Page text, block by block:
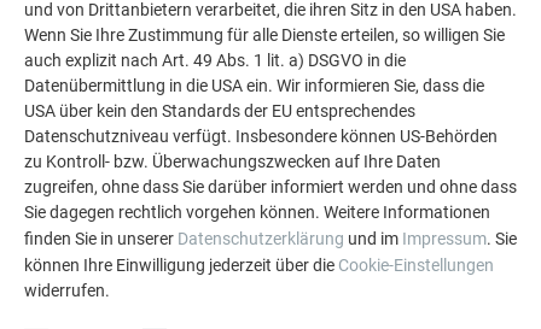
weitere beeindruckende Projekte mit den langlebigen
PREFA Aluminiumlösungen für Dach, Solar und
Fassade.
MEHR REFERENZEN ANSEHEN
und von Drittanbietern verarbeitet, die ihren Sitz in den USA haben.
Wenn Sie Ihre Zustimmung für alle Dienste erteilen, so willigen Sie
auch explizit nach Art. 49 Abs. 1 lit. a) DSGVO in die
Datenübermittlung in die USA ein. Wir informieren Sie, dass die
USA über kein den Standards der EU entsprechendes
Datenschutzniveau verfügt. Insbesondere können US-Behörden
zu Kontroll- bzw. Überwachungszwecken auf Ihre Daten
zugreifen, ohne dass Sie darüber informiert werden und ohne dass
Sie dagegen rechtlich vorgehen können. Weitere Informationen
finden Sie in unserer Datenschutzerklärung und im Impressum. Sie
können Ihre Einwilligung jederzeit über die Cookie-Einstellungen
widerrufen.